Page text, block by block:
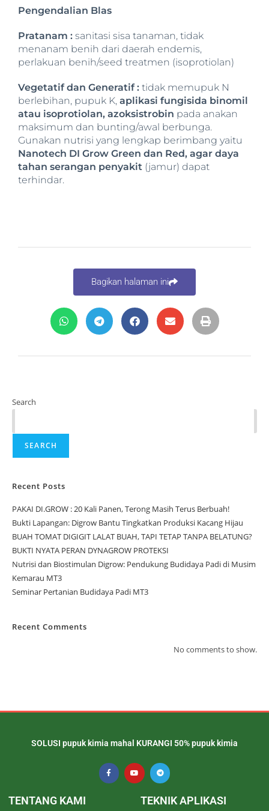
Pengendalian Blas
Pratanam : sanitasi sisa tanaman, tidak
menanam benih dari daerah endemis,
perlakuan benih/seed treatmen (isoprotiolan)
Vegetatif dan Generatif : tidak memupuk N
berlebihan, pupuk K, aplikasi fungisida binomil
atau isoprotiolan, azoksistrobin pada anakan
maksimum dan bunting/awal berbunga.
Gunakan nutrisi yang lengkap berimbang yaitu
Nanotech DI Grow Green dan Red, agar daya
tahan serangan penyakit (jamur) dapat
terhindar.
Bagikan halaman ini
Search
SEARCH
Recent Posts
PAKAI DI.GROW : 20 Kali Panen, Terong Masih Terus Berbuah!
Bukti Lapangan: Digrow Bantu Tingkatkan Produksi Kacang Hijau
BUAH TOMAT DIGIGIT LALAT BUAH, TAPI TETAP TANPA BELATUNG?
BUKTI NYATA PERAN DYNAGROW PROTEKSI
Nutrisi dan Biostimulan Digrow: Pendukung Budidaya Padi di Musim
Kemarau MT3
Seminar Pertanian Budidaya Padi MT3
Recent Comments
No comments to show.
SOLUSI pupuk kimia mahal KURANGI 50% pupuk kimia
TENTANG KAMI TEKNIK APLIKASI